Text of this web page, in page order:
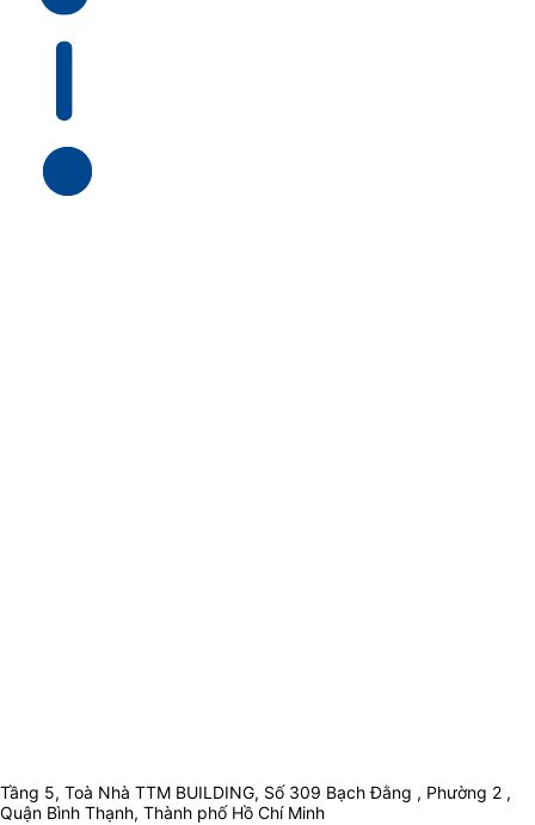
Tầng 5, Toà Nhà TTM BUILDING, Số 309 Bạch Đằng , Phường 2 ,
Quận Bình Thạnh, Thành phố Hồ Chí Minh